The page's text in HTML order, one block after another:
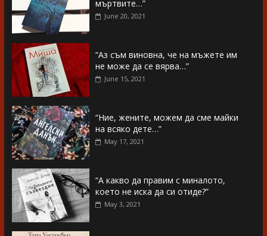
мъртвите…”
June 20, 2021
“Аз съм виновна, че на мъжете им
не може да се вярва…”
June 15, 2021
“Ние, жените, можем да сме майки
на всяко дете…”
May 17, 2021
“А какво да правим с миналото,
което не иска да си отиде?”
May 3, 2021